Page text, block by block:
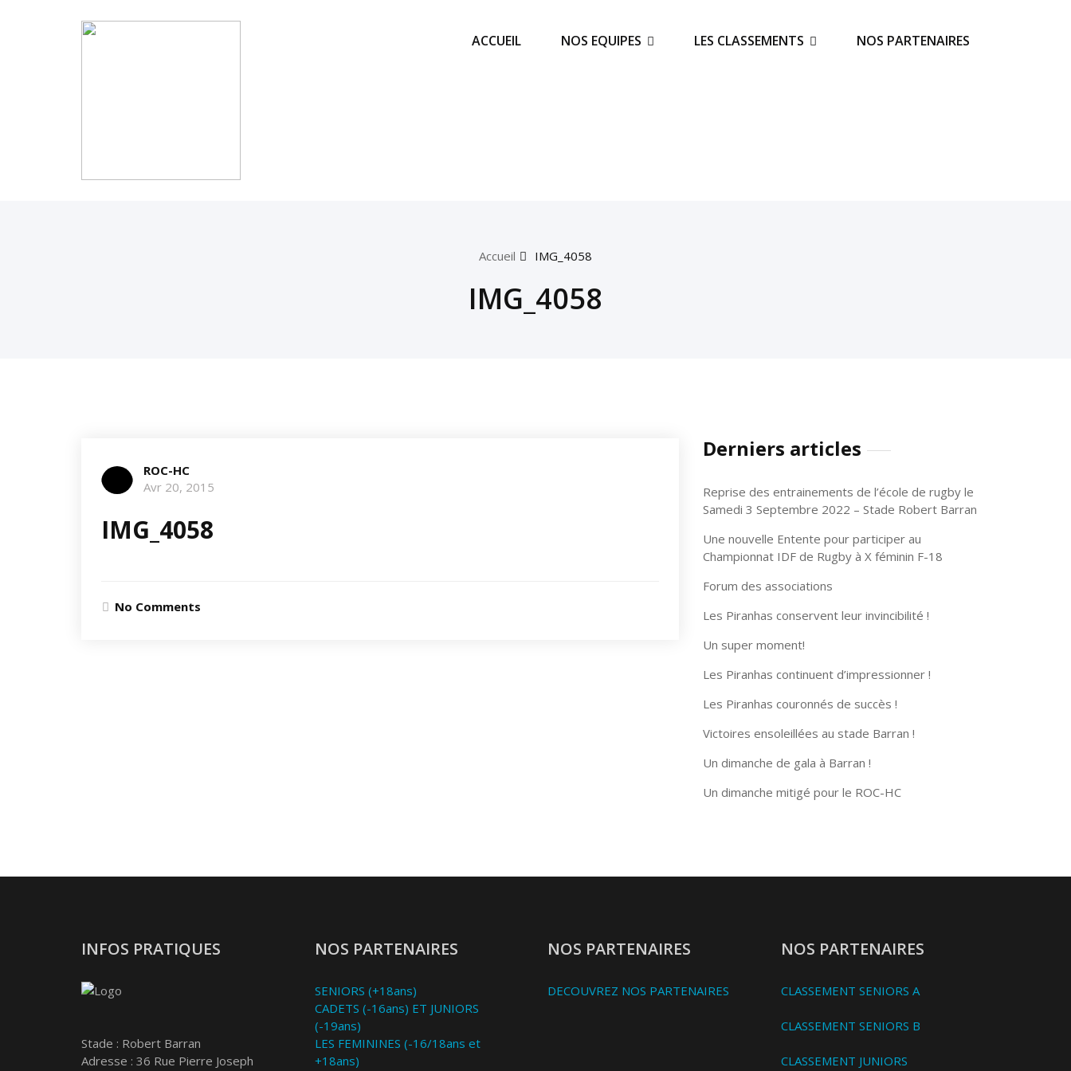
ACCUEIL NOS EQUIPES LES CLASSEMENTS NOS PARTENAIRES
Accueil IMG_4058
IMG_4058
ROC-HC
Avr 20, 2015
IMG_4058
No Comments
Derniers articles
Reprise des entrainements de l’école de rugby le
Samedi 3 Septembre 2022 – Stade Robert Barran
Une nouvelle Entente pour participer au
Championnat IDF de Rugby à X féminin F-18
Forum des associations
Les Piranhas conservent leur invincibilité !
Un super moment!
Les Piranhas continuent d’impressionner !
Les Piranhas couronnés de succès !
Victoires ensoleillées au stade Barran !
Un dimanche de gala à Barran !
Un dimanche mitigé pour le ROC-HC
INFOS PRATIQUES
Stade : Robert Barran
Adresse : 36 Rue Pierre Joseph
NOS PARTENAIRES
SENIORS (+18ans)
CADETS (-16ans) ET JUNIORS
(-19ans)
LES FEMININES (-16/18ans et
+18ans)
NOS PARTENAIRES
DECOUVREZ NOS PARTENAIRES
NOS PARTENAIRES
CLASSEMENT SENIORS A
CLASSEMENT SENIORS B
CLASSEMENT JUNIORS